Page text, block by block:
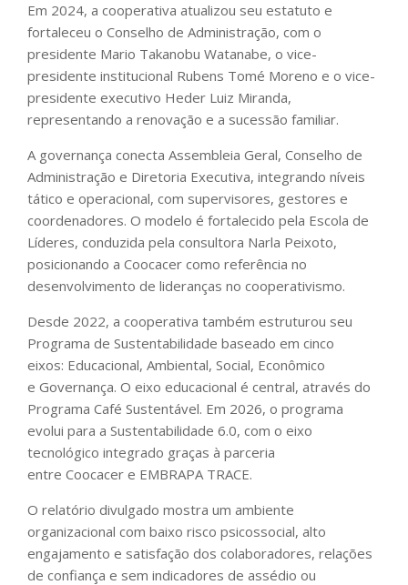
Em 2024, a cooperativa atualizou seu estatuto e
fortaleceu o Conselho de Administração, com o
presidente Mario Takanobu Watanabe, o vice-
presidente institucional Rubens Tomé Moreno e o vice-
presidente executivo Heder Luiz Miranda,
representando a renovação e a sucessão familiar.
A governança conecta Assembleia Geral, Conselho de
Administração e Diretoria Executiva, integrando níveis
tático e operacional, com supervisores, gestores e
coordenadores. O modelo é fortalecido pela Escola de
Líderes, conduzida pela consultora Narla Peixoto,
posicionando a Coocacer como referência no
desenvolvimento de lideranças no cooperativismo.
Desde 2022, a cooperativa também estruturou seu
Programa de Sustentabilidade baseado em cinco
eixos: Educacional, Ambiental, Social, Econômico
e Governança. O eixo educacional é central, através do
Programa Café Sustentável. Em 2026, o programa
evolui para a Sustentabilidade 6.0, com o eixo
tecnológico integrado graças à parceria
entre Coocacer e EMBRAPA TRACE.
O relatório divulgado mostra um ambiente
organizacional com baixo risco psicossocial, alto
engajamento e satisfação dos colaboradores, relações
de confiança e sem indicadores de assédio ou